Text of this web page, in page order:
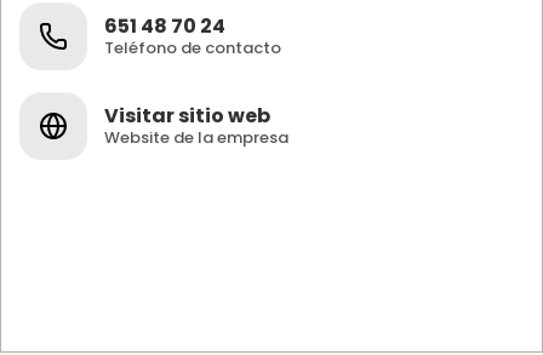
651 48 70 24
Teléfono de contacto
Visitar sitio web
Website de la empresa